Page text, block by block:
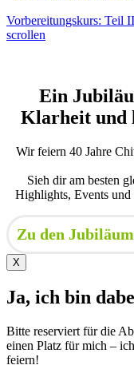
Vorbereitungskurs: Teil
scrollen
Ein
Klarheit und
Wir feiern 40 Jahre
Sieh dir am besten
Highlights, Events
Zu den
X
Ja, ich bin
Bitte reserviert für die
einen Platz für mich –
feiern!